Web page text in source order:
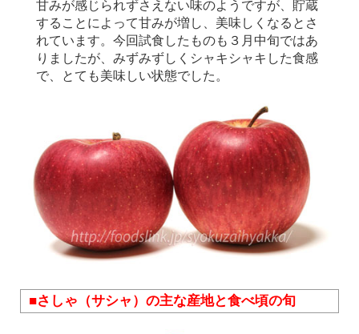
甘みが感じられずさえない味のようですが、貯蔵
することによって甘みが増し、美味しくなるとさ
れています。今回試食したものも３月中旬ではあ
りましたが、みずみずしくシャキシャキした食感
で、とても美味しい状態でした。
■さしゃ（サシャ）の主な産地と食べ頃の旬